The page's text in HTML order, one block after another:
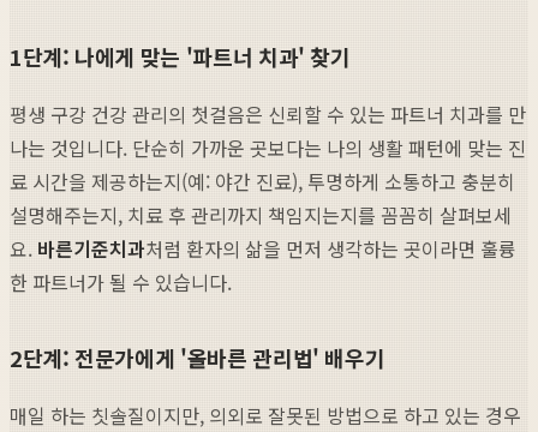
1단계: 나에게 맞는 '파트너 치과' 찾기
평생 구강 건강 관리의 첫걸음은 신뢰할 수 있는 파트너 치과를 만
나는 것입니다. 단순히 가까운 곳보다는 나의 생활 패턴에 맞는 진
료 시간을 제공하는지(예: 야간 진료), 투명하게 소통하고 충분히
설명해주는지, 치료 후 관리까지 책임지는지를 꼼꼼히 살펴보세
요. 바른기준치과처럼 환자의 삶을 먼저 생각하는 곳이라면 훌륭
한 파트너가 될 수 있습니다.
2단계: 전문가에게 '올바른 관리법' 배우기
매일 하는 칫솔질이지만, 의외로 잘못된 방법으로 하고 있는 경우